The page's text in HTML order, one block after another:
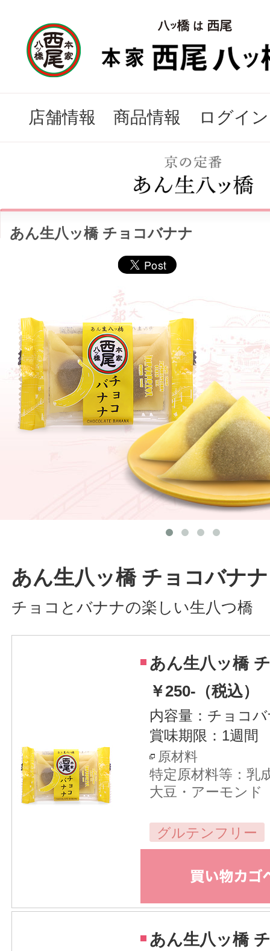
店舗情報 商品情報 ログイン
あん生八ッ橋 チョコバナナ
あん生八ッ橋 チョコバナナ
チョコとバナナの楽しい生八つ橋
あん生八ッ橋
￥250-（税込）
内容量：チョコ
賞味期限：1週間
原材料
特定原材料等：乳
大豆・アーモンド
グルテンフリー
あん生八ッ橋